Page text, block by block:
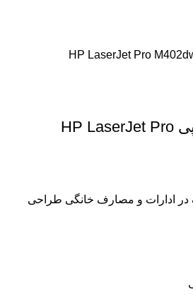
پرینتر لیزری اچ پی HP LaserJet Pro
در ادارات و مصارف خانگی طراحی